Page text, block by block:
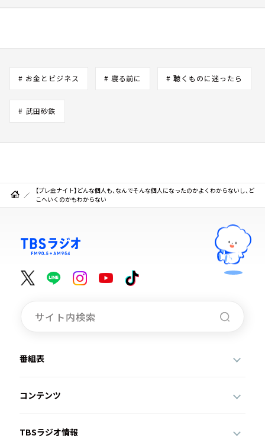
# お金とビジネス # 寝る前に # 聴くものに迷ったら
# 武田砂鉄
【プレ金ナイト】どんな個人も、なんでそんな個人になったのかよくわからないし、ど
こへいくのかもわからない
番組表
コンテンツ
TBSラジオ情報